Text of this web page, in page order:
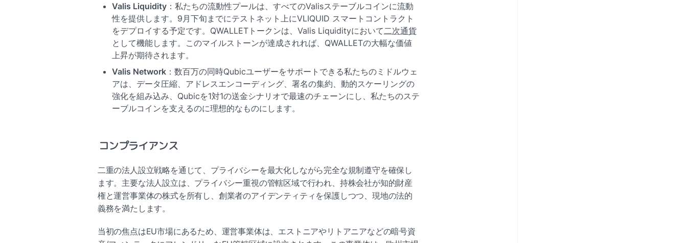
Valis Liquidity：私たちの流動性プールは、すべてのValisステーブルコインに流動
性を提供します。9月下旬までにテストネット上にVLIQUID スマートコントラクト
をデプロイする予定です。QWALLETトークンは、Valis Liquidityにおいて 二次通貨
として機能します。このマイルストーンが達成されれば、QWALLETの大幅な価値
上昇が期待されます。
Valis Network：数百万の同時Qubicユーザーをサポートできる私たちのミドルウェ
アは、データ圧縮、アドレスエンコーディング、署名の集約、動的スケーリングの
強化を組み込み、Qubicを1対1の送金シナリオで最速のチェーンにし、私たちのステ
ーブルコインを支えるのに理想的なものにします。
コンプライアンス
二重の法人設立戦略を通じて、プライバシーを最大化しながら完全な規制遵守を確保し
ます。主要な法人設立は、プライバシー重視の管轄区域で行われ、持株会社が知的財産
権と運営事業体の株式を所有し、創業者のアイデンティティを保護しつつ、現地の法的
義務を満たします。
当初の焦点はEU市場にあるため、運営事業体は、エストニアやリトアニアなどの暗号資